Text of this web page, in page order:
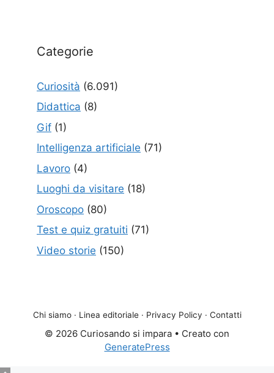
Categorie
Curiosità (6.091)
Didattica (8)
Gif (1)
Intelligenza artificiale (71)
Lavoro (4)
Luoghi da visitare (18)
Oroscopo (80)
Test e quiz gratuiti (71)
Video storie (150)
Chi siamo · Linea editoriale · Privacy Policy · Contatti
© 2026 Curiosando si impara • Creato con
GeneratePress